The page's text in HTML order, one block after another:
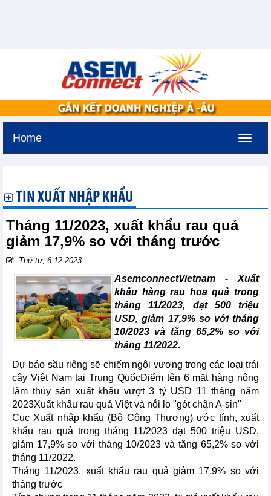
Home
TIN XUẤT NHẬP KHẨU
Tháng 11/2023, xuất khẩu rau quả
giảm 17,9% so với tháng trước
Thứ tư, 6-12-2023
AsemconnectVietnam - Xuất
khẩu hàng rau hoa quả trong
tháng 11/2023, đạt 500 triệu
USD, giảm 17,9% so với tháng
10/2023 và tăng 65,2% so với
tháng 11/2022.
Dự báo sầu riêng sẽ chiếm ngôi vương trong các loại trái
cây Việt Nam tại Trung QuốcĐiểm tên 6 mặt hàng nông
lâm thủy sản xuất khẩu vượt 3 tỷ USD 11 tháng năm
2023Xuất khẩu rau quả Việt và nỗi lo "gót chân A-sin"
Cục Xuất nhập khẩu (Bộ Công Thương) ước tính, xuất
khẩu rau quả trong tháng 11/2023 đạt 500 triệu USD,
giảm 17,9% so với tháng 10/2023 và tăng 65,2% so với
tháng 11/2022.
Tháng 11/2023, xuất khẩu rau quả giảm 17,9% so với
tháng trước